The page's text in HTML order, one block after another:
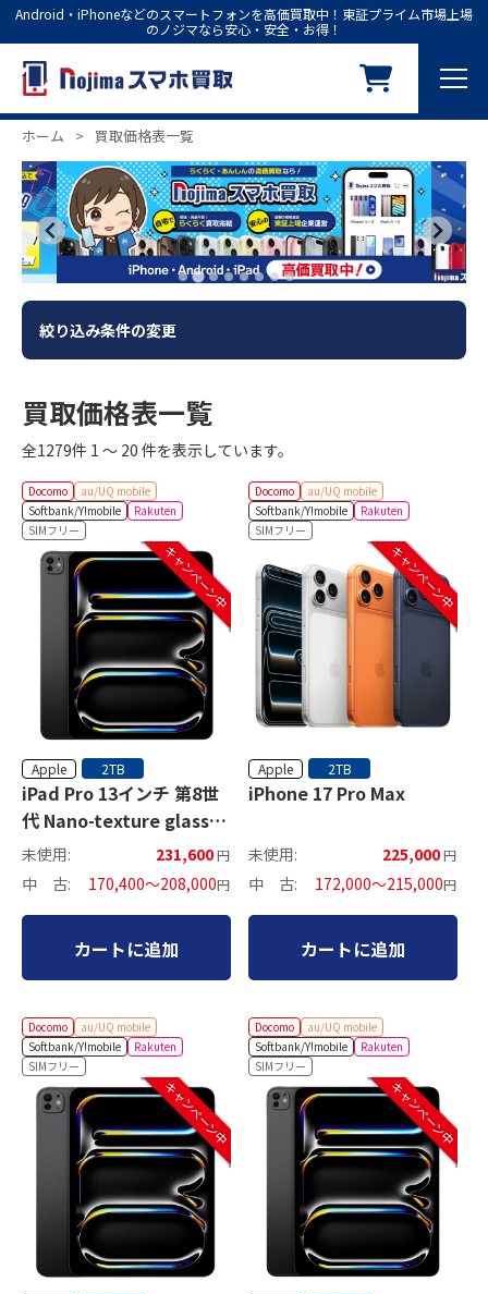
Android・iPhoneなどのスマートフォンを高価買取中！東証プライム市場上場
のノジマなら安心・安全・お得！
ホーム > 買取価格表一覧
絞り込み条件の変更
買取価格表一覧
全1279件 1 ～ 20 件を表示しています。
Docomo
au/UQ mobile
Softbank/Y!mobile
Rakuten
SIMフリー
キャンペーン中
Apple 2TB
iPad Pro 13インチ 第8世
代 Nano-texture glass
セルラーモデル
未使用: 231,600円
中 古: 170,400～208,000円
カートに追加
Docomo
au/UQ mobile
Softbank/Y!mobile
Rakuten
SIMフリー
キャンペーン中
Apple 2TB
iPhone 17 Pro Max
未使用: 225,000円
中 古: 172,000～215,000円
カートに追加
Docomo
au/UQ mobile
Softbank/Y!mobile
Rakuten
SIMフリー
キャンペーン中
Docomo
au/UQ mobile
Softbank/Y!mobile
Rakuten
SIMフリー
キャンペーン中